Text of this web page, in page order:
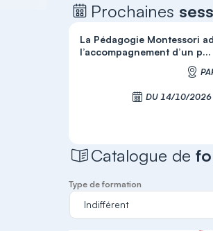
Prochaines
La Pédagogie Montessori
l’accompagnement d’un p...
DU 14/10/
Catalogue de
Type de formation